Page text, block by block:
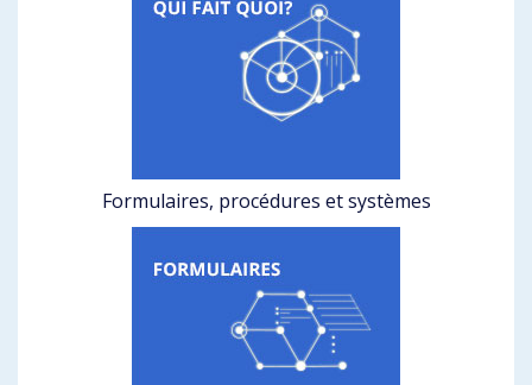
Formulaires, procédures et systèmes